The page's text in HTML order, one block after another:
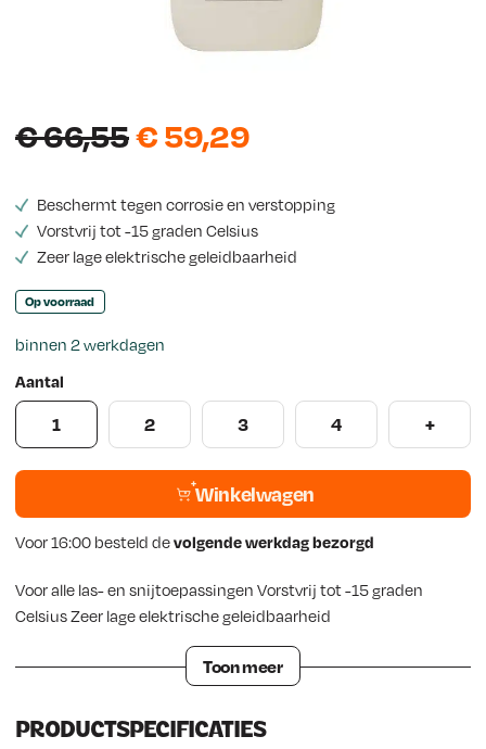
€66,55O
r
s
r
n
k
l
i
j
k
e
€59,29H
i
d
r
i
j
s
i
s
:
Beschermt tegen corrosie en verstopping
Vorstvrij tot -15 graden Celsius
Zeer lage elektrische geleidbaarheid
Op voorraad
binnen 2 werkdagen
Aantal
1 2 3 4 +
Winkelwagen
Voor 16:00 besteld devolgende werkdag bezorgd
Voor alle las- en snijtoepassingen Vorstvrij tot -15 graden
Celsius Zeer lage elektrische geleidbaarheid
Toon meer
PRODUCTSPECIFICATIES